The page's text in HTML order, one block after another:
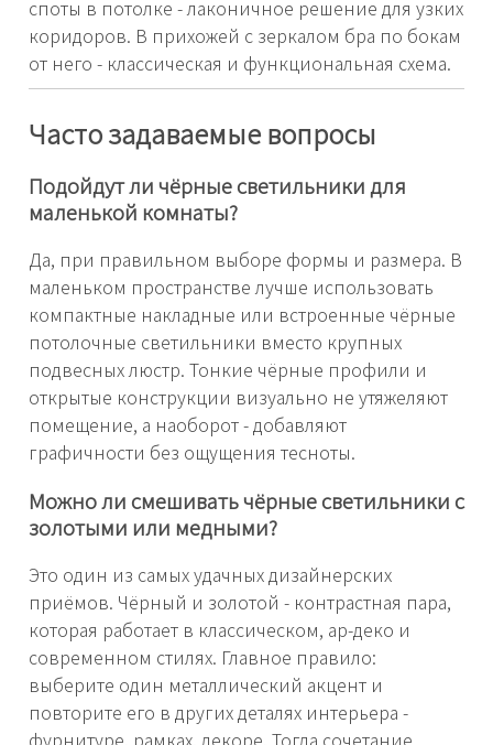
споты в потолке - лаконичное решение для узких
коридоров. В прихожей с зеркалом бра по бокам
от него - классическая и функциональная схема.
Часто задаваемые вопросы
Подойдут ли чёрные светильники для
маленькой комнаты?
Да, при правильном выборе формы и размера. В
маленьком пространстве лучше использовать
компактные накладные или встроенные чёрные
потолочные светильники вместо крупных
подвесных люстр. Тонкие чёрные профили и
открытые конструкции визуально не утяжеляют
помещение, а наоборот - добавляют
графичности без ощущения тесноты.
Можно ли смешивать чёрные светильники с
золотыми или медными?
Это один из самых удачных дизайнерских
приёмов. Чёрный и золотой - контрастная пара,
которая работает в классическом, ар-деко и
современном стилях. Главное правило:
выберите один металлический акцент и
повторите его в других деталях интерьера -
фурнитуре, рамках, декоре. Тогда сочетание